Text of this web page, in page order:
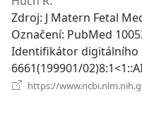
Zdroj‎: J Matern Fetal
Označení‎: PubMed
Identifikátor digitálního
6661(199901/
https://